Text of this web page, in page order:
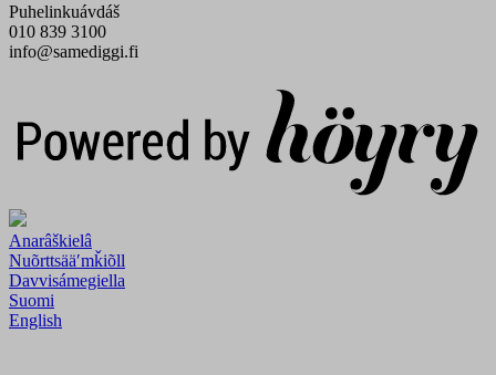
Puhelinkuávdáš
010 839 3100
info@samediggi.fi
Anarâškielâ
Nuõrttsääʹmǩiõll
Davvisámegiella
Suomi
English